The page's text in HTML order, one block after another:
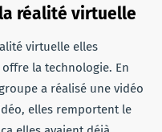
réalité virtuelle
virtuelle elles
la technologie. En
a réalisé une vidéo
elles remportent le